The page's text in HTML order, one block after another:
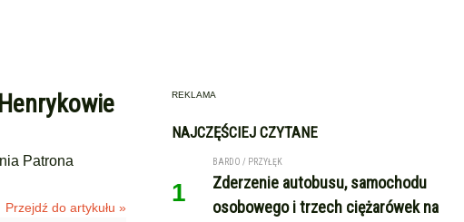
Patrona
Przejdź do artykułu »
REKLAMA
NAJCZĘŚCIEJ CZYTANE
1
BARDO / PRZYŁĘK
Zderzenie autobusu, samochodu
osobowego i trzech ciężarówek na